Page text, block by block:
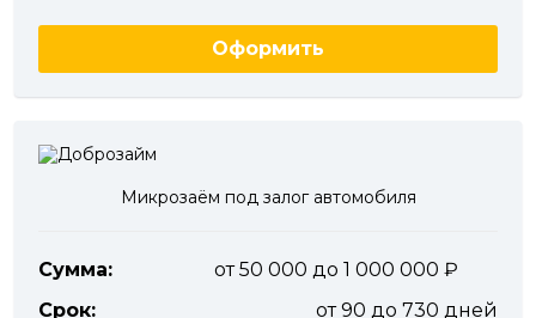
Оформить
Микрозаём под залог автомобиля
Сумма:
от 50 000 до 1 000 000
Срок:
от 90 до 730 дней